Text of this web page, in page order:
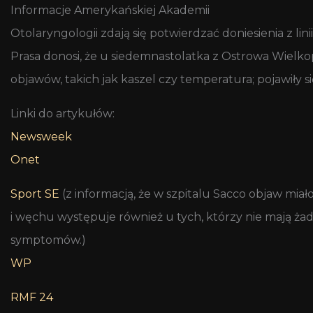
Informacje Amerykańskiej Akademii
Otolaryngologii zdają się potwierdzać doniesienia z
Prasa donosi, że u siedemnastolatka z Ostrowa
objawów, takich jak kaszel czy temperatura;
Linki do artykułów:
Newsweek
Onet
Sport SE (z informacją, że w szpitalu Sacco objaw
i węchu występuje również u tych, którzy nie mają
symptomów.)
WP
RMF 24